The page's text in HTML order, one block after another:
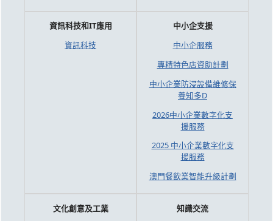
資訊科技和IT應用
資訊科技
中小企支援
中小企服務
專精特色店資助計劃
中小企業防浸設備維修保
養知多D
2026中小企業數字化支
援服務
2025 中小企業數字化支
援服務
澳門餐飲業智能升級計劃
文化創意及工業
知識交流